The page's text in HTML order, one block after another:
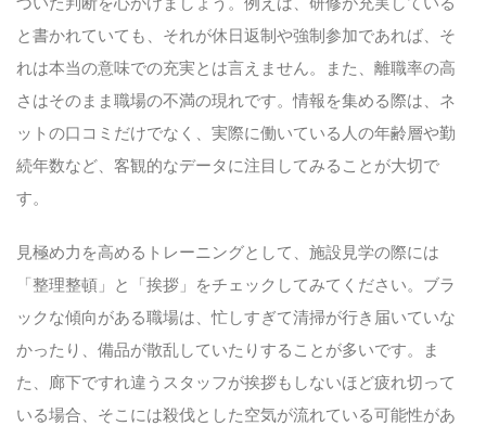
と書かれていても、それが休日返制や強制参加であれば、そ
れは本当の意味での充実とは言えません。また、離職率の高
さはそのまま職場の不満の現れです。情報を集める際は、ネ
ットの口コミだけでなく、実際に働いている人の年齢層や勤
続年数など、客観的なデータに注目してみることが大切で
す。
見極め力を高めるトレーニングとして、施設見学の際には
「整理整頓」と「挨拶」をチェックしてみてください。ブラ
ックな傾向がある職場は、忙しすぎて清掃が行き届いていな
かったり、備品が散乱していたりすることが多いです。ま
た、廊下ですれ違うスタッフが挨拶もしないほど疲れ切って
いる場合、そこには殺伐とした空気が流れている可能性があ